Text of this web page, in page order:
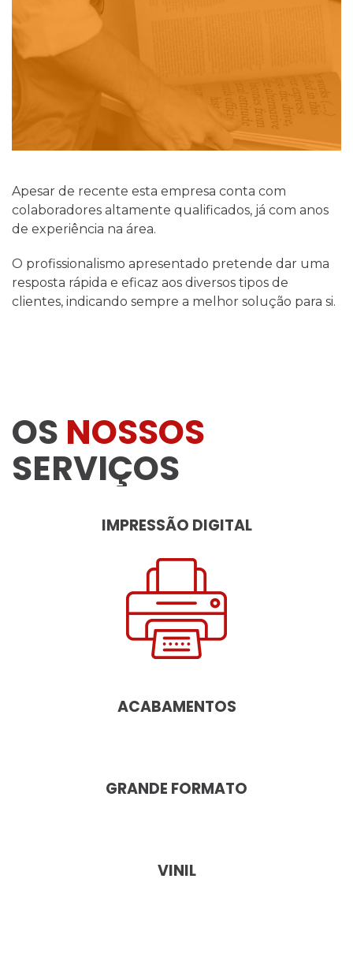
Apesar de recente esta empresa conta com
colaboradores altamente qualificados, já com anos
de experiência na área.
O profissionalismo apresentado pretende dar uma
resposta rápida e eficaz aos diversos tipos de
clientes, indicando sempre a melhor solução para si.
OS NOSSOS
SERVIÇOS
IMPRESSÃO DIGITAL
ACABAMENTOS
GRANDE FORMATO
VINIL